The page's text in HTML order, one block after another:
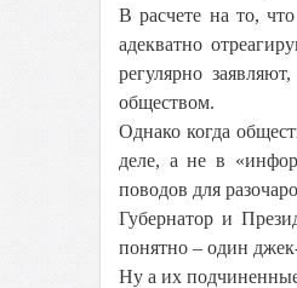
В расчете на то,
адекватно
регулярно
обществом.
Однако когда
деле, а не в
поводов для
Губернатор и
понятно – один
Ну а их